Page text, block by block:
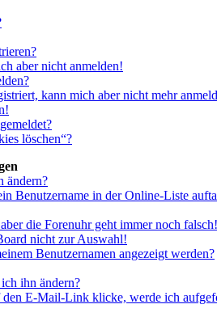
aber nicht anmelden!
kann mich aber nicht mehr
löschen“?
ändern?
Benutzername in der Online-Liste
die Forenuhr geht immer noch falsch!
nicht zur Auswahl!
Benutzernamen angezeigt werden?
ihn ändern?
E-Mail-Link klicke, werde ich